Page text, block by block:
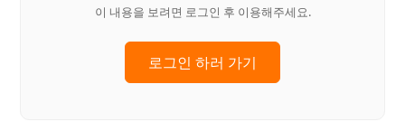
이 내용을 보려면 로그인 후 이용해주세요.
로그인 하러 가기